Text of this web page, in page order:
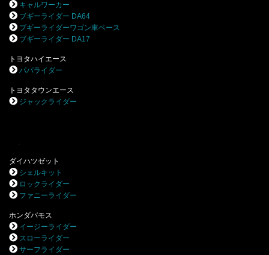
キャルワーカー
ブギーライダー DA64
ブギーライダーワゴン車ベース
ブギーライダー DA17
トヨタハイエース
パパライダー
トヨタタウンエース
ジャックライダー
.
ダイハツゼット
シェルキット
ロックライダー
ファニーライダー
ホンダバモス
イージーライダー
スローライダー
サーフライダー